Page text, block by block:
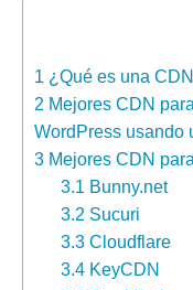
1 ¿Qué es una
2 Mejores CDN
WordPress usando
3 Mejores CDN
3.1 Bunny.net
3.2 Sucuri
3.3 Cloudflare
3.4 KeyCDN